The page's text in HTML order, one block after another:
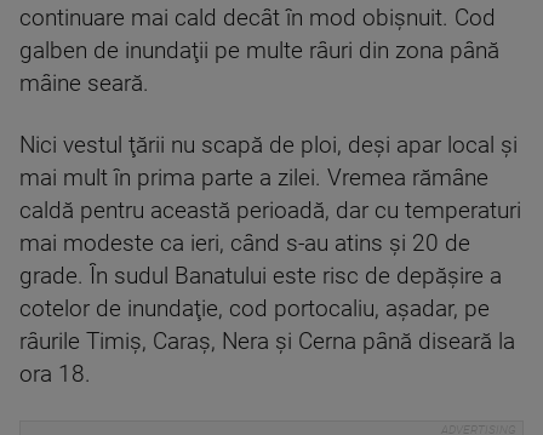
continuare mai cald decât în mod obişnuit. Cod
galben de inundaţii pe multe râuri din zona până
mâine seară.
Nici vestul ţării nu scapă de ploi, deşi apar local şi
mai mult în prima parte a zilei. Vremea rămâne
caldă pentru această perioadă, dar cu temperaturi
mai modeste ca ieri, când s-au atins şi 20 de
grade. În sudul Banatului este risc de depăşire a
cotelor de inundaţie, cod portocaliu, aşadar, pe
râurile Timiş, Caraș, Nera şi Cerna până diseară la
ora 18.